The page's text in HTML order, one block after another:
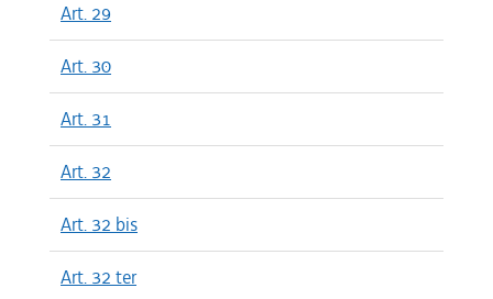
Art. 29
Art. 30
Art. 31
Art. 32
Art. 32 bis
Art. 32 ter